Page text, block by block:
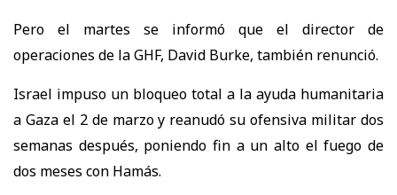
Pero el martes se informó que el director de
operaciones de la GHF, David Burke, también renunció.
Israel impuso un bloqueo total a la ayuda humanitaria
a Gaza el 2 de marzo y reanudó su ofensiva militar dos
semanas después, poniendo fin a un alto el fuego de
dos meses con Hamás.